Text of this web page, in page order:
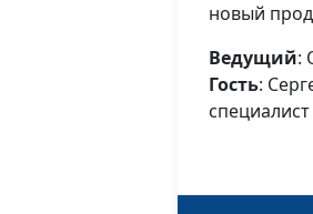
новый
Ведущий:
Гость: